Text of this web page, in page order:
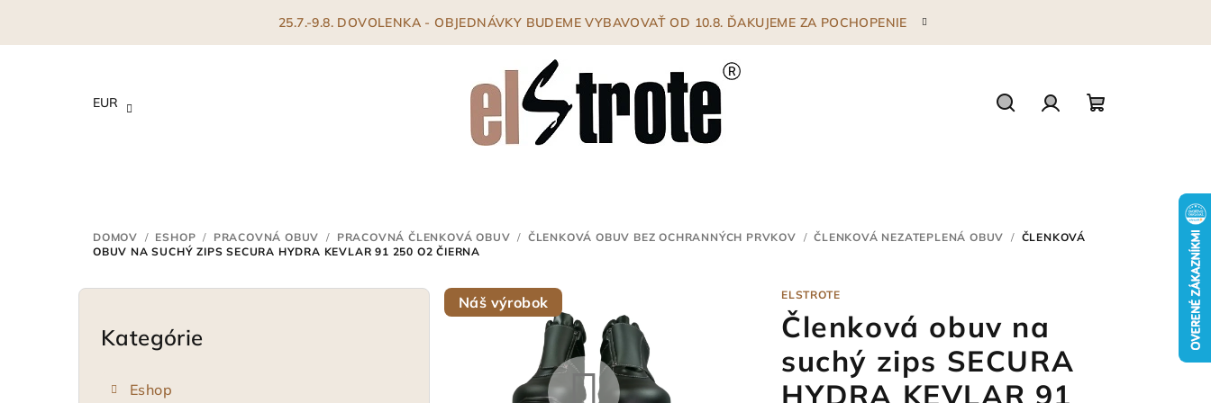
25.7.-9.8. DOVOLENKA - OBJEDNÁVKY BUDEME VYBAVOVAŤ OD 10.8. ĎAKUJEME ZA POCHOPENIE
EUR
DOMOV / ESHOP / PRACOVNÁ OBUV / PRACOVNÁ ČLENKOVÁ OBUV / ČLENKOVÁ OBUV BEZ OCHRANNÝCH PRVKOV / ČLENKOVÁ NEZATEPLENÁ OBUV / ČLENKOVÁ
OBUV NA SUCHÝ ZIPS SECURA HYDRA KEVLAR 91 250 O2 ČIERNA
B
Preskočiť
kategórie
Kategórie
Eshop
ELSTROTE
Členková obuv na
suchý zips SECURA
HYDRA KEVLAR 91
Náš výrobok